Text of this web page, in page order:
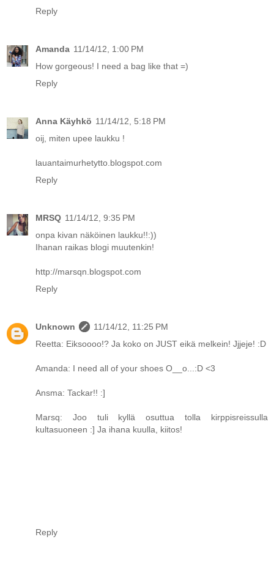
Reply
Amanda 11/14/12, 1:00 PM
How gorgeous! I need a bag like that =)
Reply
Anna Käyhkö 11/14/12, 5:18 PM
oij, miten upee laukku !
lauantaimurhetytto.blogspot.com
Reply
MRSQ 11/14/12, 9:35 PM
onpa kivan näköinen laukku!!:))
Ihanan raikas blogi muutenkin!
http://marsqn.blogspot.com
Reply
Unknown
11/14/12, 11:25 PM
Reetta: Eiksoooo!? Ja koko on JUST eikä melkein! Jjjeje! :D
Amanda: I need all of your shoes O__o...:D <3
Ansma: Tackar!! :]
Marsq: Joo tuli kyllä osuttua tolla kirppisreissulla
kultasuoneen :] Ja ihana kuulla, kiitos!
Reply